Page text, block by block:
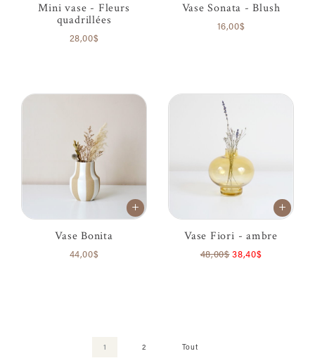
Mini vase - Fleurs
quadrillées
28,00$
Vase Sonata - Blush
16,00$
Vase Bonita
44,00$
Vase Fiori - ambre
48,00$ 38,40$
1 2 Tout